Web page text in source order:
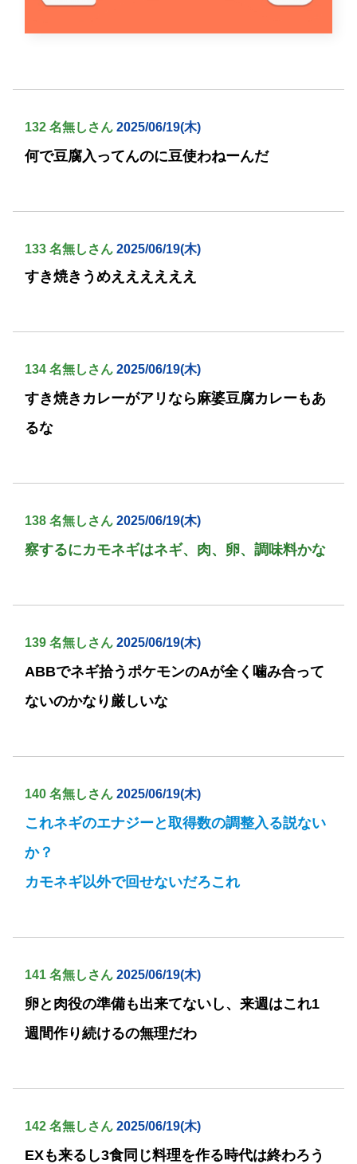
132 名無しさん 2025/06/19(木)
何で豆腐入ってんのに豆使わねーんだ
133 名無しさん 2025/06/19(木)
すき焼きうめええええええ
134 名無しさん 2025/06/19(木)
すき焼きカレーがアリなら麻婆豆腐カレーもあ
るな
138 名無しさん 2025/06/19(木)
察するにカモネギはネギ、肉、卵、調味料かな
139 名無しさん 2025/06/19(木)
ABBでネギ拾うポケモンのAが全く噛み合って
ないのかなり厳しいな
140 名無しさん 2025/06/19(木)
これネギのエナジーと取得数の調整入る説ない
か？
カモネギ以外で回せないだろこれ
141 名無しさん 2025/06/19(木)
卵と肉役の準備も出来てないし、来週はこれ1
週間作り続けるの無理だわ
142 名無しさん 2025/06/19(木)
EXも来るし3食同じ料理を作る時代は終わろう